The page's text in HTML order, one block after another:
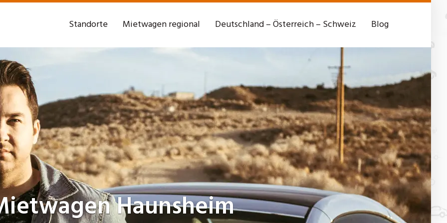
Standorte Mietwagen regional Deutschland – Österreich – Schweiz Blog
Haunsheim